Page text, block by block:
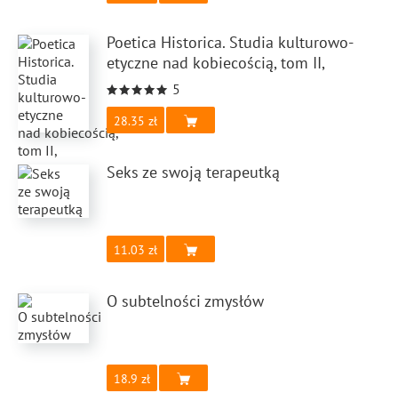
Poetica Historica. Studia kulturowo-
etyczne nad kobiecością, tom II,
5
28.35
Seks ze swoją terapeutką
11.03
O subtelności zmysłów
18.9